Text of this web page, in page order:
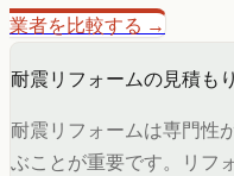
業者を比較する →
耐震リフォームの見積も
耐震リフォームは専門性
ぶことが重要です。リフ